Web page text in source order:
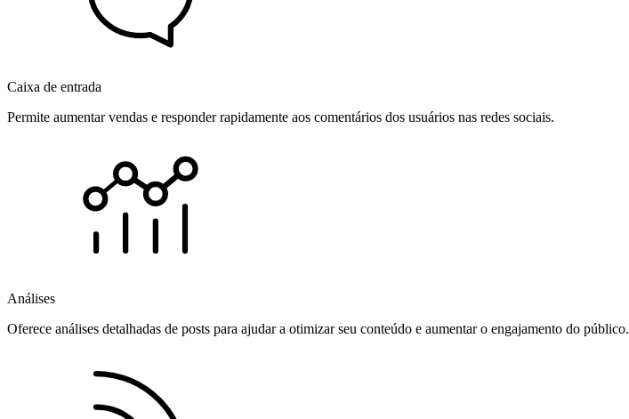
Caixa de entrada
Permite aumentar vendas e responder rapidamente aos comentários dos usuários nas redes sociais.
Análises
Oferece análises detalhadas de posts para ajudar a otimizar seu conteúdo e aumentar o engajamento do público.